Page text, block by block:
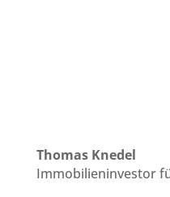
Thomas Knedel
Immobilieninvestor